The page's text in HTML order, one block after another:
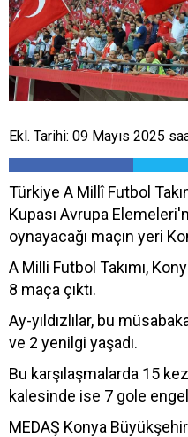
Ekl. Tarihi: 09 Mayıs 2025
Türkiye A Millî Futbol
Kupası Avrupa
oynayacağı maçın yeri
A Milli Futbol Takımı,
8 maça çıktı.
Ay-yıldızlılar, bu
ve 2 yenilgi yaşadı.
Bu karşılaşmalarda 15
kalesinde ise 7 gole engel
MEDAŞ Konya